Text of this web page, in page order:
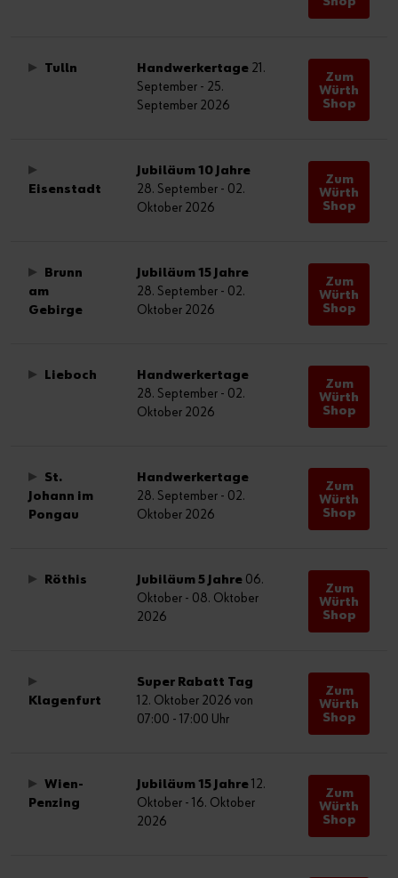
Tulln Handwerkertage 21.
September - 25.
September 2026
Zum
Würth
Shop
Eisenstadt
Jubiläum 10 Jahre
28. September - 02.
Oktober 2026
Zum
Würth
Shop
Brunn
am
Gebirge
Jubiläum 15 Jahre
28. September - 02.
Oktober 2026
Zum
Würth
Shop
Lieboch
Handwerkertage
28. September - 02.
Oktober 2026
Zum
Würth
Shop
St.
Johann im
Pongau
Handwerkertage
28. September - 02.
Oktober 2026
Zum
Würth
Shop
Röthis Jubiläum 5 Jahre 06.
Oktober - 08. Oktober
2026
Zum
Würth
Shop
Klagenfurt
Super Rabatt Tag
12. Oktober 2026 von
07:00 - 17:00 Uhr
Zum
Würth
Shop
Wien-
Penzing
Jubiläum 15 Jahre 12.
Oktober - 16. Oktober
2026
Zum
Würth
Shop